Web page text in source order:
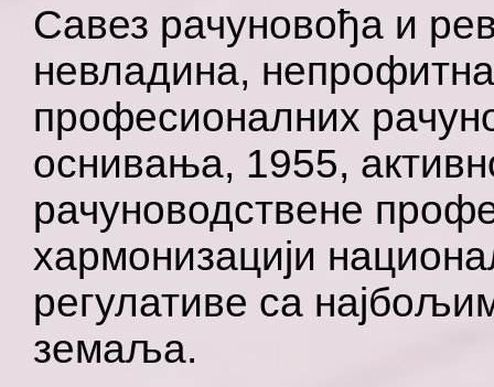
Савез рачуновођа и
невладина, непрофитна
професионалних
оснивања, 1955,
рачуноводствене
хармонизацији
регулативе са
земаља.